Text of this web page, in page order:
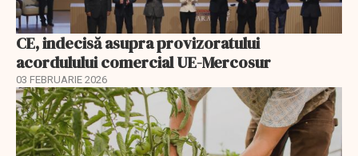
CE, indecisă asupra provizoratului
acordulului comercial UE-Mercosur
03 FEBRUARIE 2026